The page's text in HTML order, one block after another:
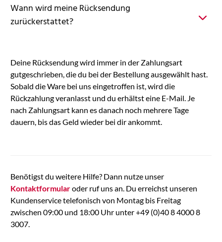
Wann wird meine Rücksendung
zurückerstattet?
Deine Rücksendung wird immer in der Zahlungsart
gutgeschrieben, die du bei der Bestellung ausgewählt hast.
Sobald die Ware bei uns eingetroffen ist, wird die
Rückzahlung veranlasst und du erhältst eine E-Mail. Je
nach Zahlungsart kann es danach noch mehrere Tage
dauern, bis das Geld wieder bei dir ankommt.
Benötigst du weitere Hilfe? Dann nutze unser
Kontaktformularoder ruf uns an. Du erreichst unseren
Kundenservice telefonisch von Montag bis Freitag
zwischen 09:00 und 18:00 Uhr unter +49 (0)40 8 4000 8
3007.